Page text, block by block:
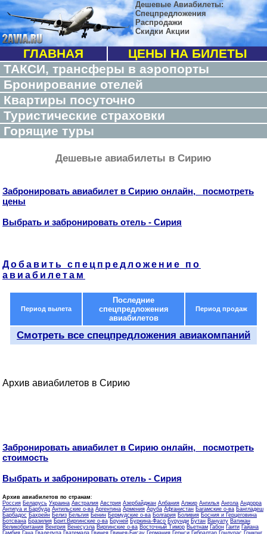
Дешевые Авиабилеты:
Спецпредложения
Распродажи
Скидки Акции
ГЛАВНАЯ
ЦЕНЫ НА БИЛЕТЫ
ТАКСИ, трансферы в аэропорты
Бронирование отелей
Квартиры посуточно
Туристические страховки
Горящие туры
Дешевые авиабилеты в Сирию
Забронировать авиабилет в Сирию онлайн, посмотреть
цены
Выбрать и забронировать отель - Сирия
Добавить спецпредложение по
авиабилетам
Период вылета
Последние
спецпредложения
авиабилетов
Период продаж
Смотреть все спецпредложения авиакомпаний
Архив авиабилетов в Сирию
Забронировать авиабилет в Сирию онлайн, посмотреть
стоимость
Выбрать и забронировать отель - Сирия
Архив авиабилетов по странам:
Россия Беларусь Украина Австралия Австрия Азербайджан Албания Алжир Ангилья Ангола Андорра
Антигуа и Барбуда Антильские о-ва Аргентина Армения Аруба Афганистан Багамские о-ва Бангладеш
Барбадос Бахрейн Белиз Бельгия Бенин Бермудские о-ва Болгария Боливия Босния и Герцеговина
Ботсвана Бразилия Брит.Виргинские о-ва Бруней Буркина-Фасо Бурунди Бутан Вануату Ватикан
Великобритания Венгрия Венесуэла Виргинские о-ва Восточный Тимор Вьетнам Габон Гаити Гайана
Гамбия Гана Гваделупа Гватемала Гвинея Гвинея-Бисау Германия Гернси Гибралтар Гондурас Гонконг